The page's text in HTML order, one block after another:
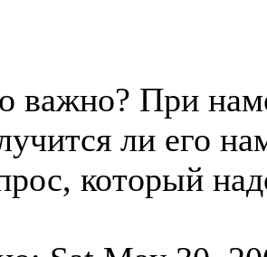
важно? При
ли его
который